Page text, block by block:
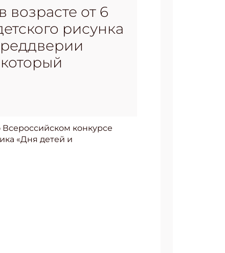
от 6
рисунка
конкурсе
«Дня детей и